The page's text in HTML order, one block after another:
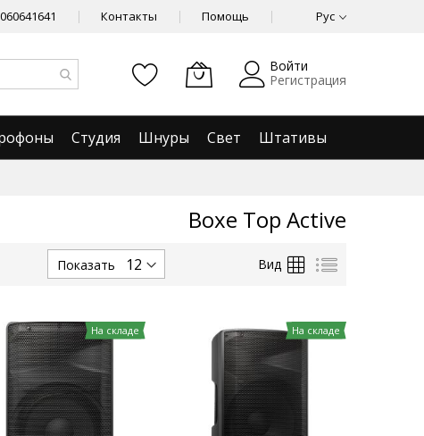
060641641 Контакты Помощь Рус
Войти
Регистрация
Студия Шнуры Свет
Штативы
Boxe Top Active
Показать Вид СеткаСписок
На складе На складе